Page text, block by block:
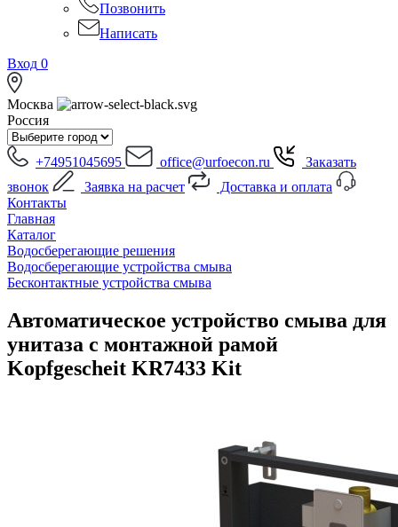
Позвонить
Написать
Вход 0
Москва
Россия
+74951045695 office@urfoecon.ru
Заказать
звонок
Заявка на расчет
Доставка и оплата
Контакты
Главная
Каталог
Водосберегающие решения
Водосберегающие устройства смыва
Бесконтактные устройства смыва
Автоматическое устройство смыва для
унитаза с монтажной рамой
Kopfgescheit KR7433 Kit